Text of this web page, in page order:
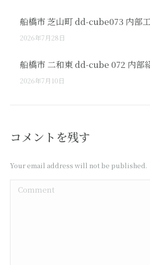
船橋市 芝山町 dd-cube073 内部
2026年7月28日
船橋市 二和東 dd-cube 072 内部
2026年7月10日
コメントを残す
Your email address will not be published.
Comment